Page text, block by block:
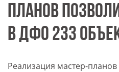
ПЛАНОВ
В ДФО 233
Реализация мастер-